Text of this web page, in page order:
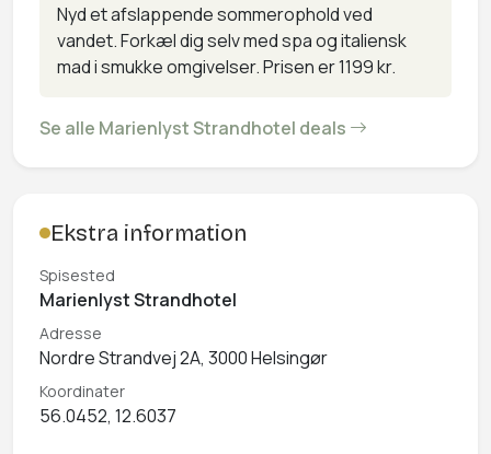
Nyd et afslappende sommerophold ved
vandet. Forkæl dig selv med spa og italiensk
mad i smukke omgivelser. Prisen er 1199 kr.
Se alle Marienlyst Strandhotel deals
Ekstra information
Spisested
Marienlyst Strandhotel
Adresse
Nordre Strandvej 2A, 3000 Helsingør
Koordinater
56.0452, 12.6037